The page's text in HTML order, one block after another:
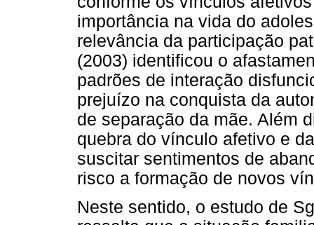
importância na vida do
relevância da participação
(2003) identificou o
padrões de interação
prejuízo na conquista da
de separação da mãe. Além
quebra do vínculo afetivo e
suscitar sentimentos de
risco a formação de novos
Neste sentido, o estudo de